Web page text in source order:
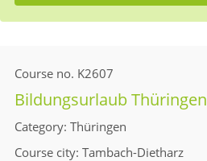
Course no. K2607
Bildungsurlaub Thüringen
Category Thüringen
Course city Tambach-Dietharz